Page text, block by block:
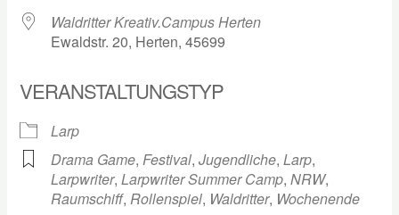
Waldritter Kreativ.Campus Herten
Ewaldstr. 20, Herten, 45699
VERANSTALTUNGSTYP
Larp
Drama Game,Festival,Jugendliche,Larp,
Larpwriter,Larpwriter Summer Camp,NRW,
Raumschiff,Rollenspiel, Waldritter, Wochenende